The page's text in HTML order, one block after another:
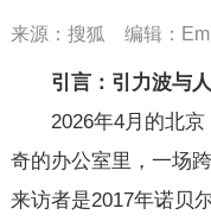
来源：搜狐 编辑：
引言：引力波与
2026年4月的北京
奇的办公室里，一场
来访者是2017年诺贝